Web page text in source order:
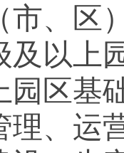
（市、
及以上
园区
理、运